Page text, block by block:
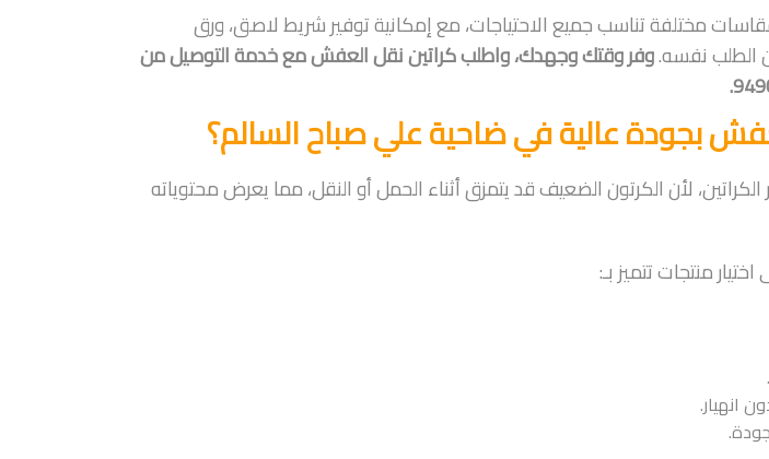
مختلفة تناسب جميع الاحتياجات، مع إمكانية توفير شريط لاصق، ورق
الطلب نفسه.وفر وقتك وجهدك، واطلب كراتين نقل العفش مع خدمة التوصيل من
بجودة عالية في ضاحية علي صباح السالم؟
لأن الكرتون الضعيف قد يتمزق أثناء الحمل أو النقل، مما يعرض محتوياته
منتجات تتميز بـ:
انهيار.